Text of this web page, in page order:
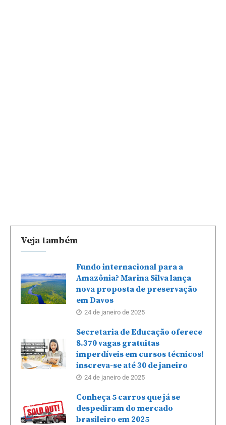
Veja também
Fundo internacional para a
Amazônia? Marina Silva lança
nova proposta de preservação
em Davos
24 de janeiro de 2025
Secretaria de Educação oferece
8.370 vagas gratuitas
imperdíveis em cursos técnicos!
inscreva-se até 30 de janeiro
24 de janeiro de 2025
Conheça 5 carros que já se
despediram do mercado
brasileiro em 2025